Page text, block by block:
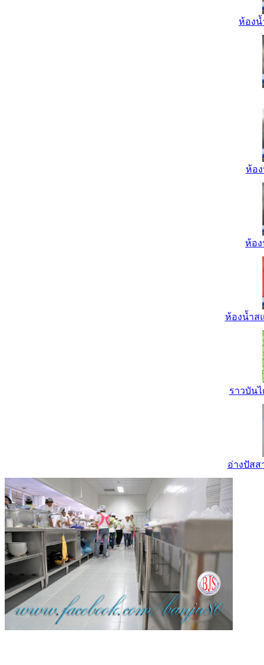
ห้องน้
ห้อ
ห้อ
ห้องน้ำส
ราวบัน
อ่างปัสส